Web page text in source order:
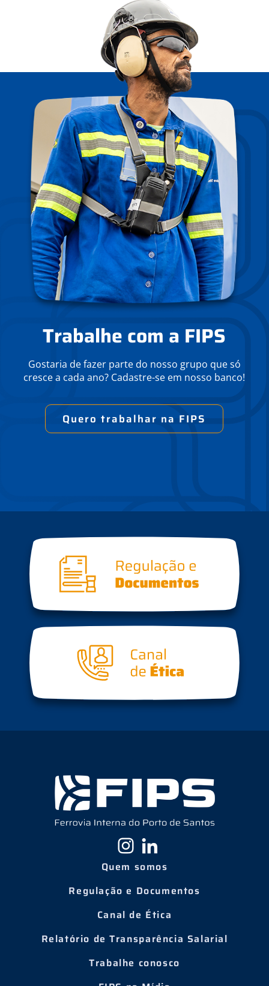
Trabalhe com a FIPS
Gostaria de fazer parte do nosso grupo que só
cresce a cada ano? Cadastre-se em nosso banco!
Quero trabalhar na FIPS
Quem somos
Regulação e Documentos
Canal de Ética
Relatório de Transparência Salarial
Trabalhe conosco